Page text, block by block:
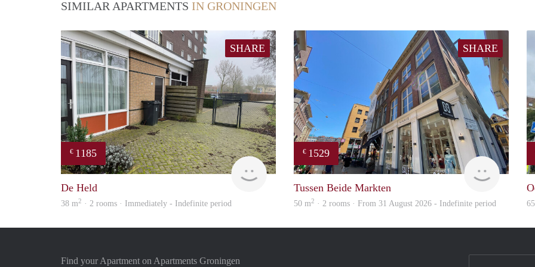
SIMILAR APARTMENTS IN GRONINGEN
SHARE
€ 1185
GrunoVerhuur
De Held
38 m2 · 2 rooms · Immediately - Indefinite period
SHARE
€ 1529
Tussen Beide Markten
50 m2 · 2 rooms · From 31 August 2026 - Indefinite period
Find your Apartment on Apartments Groningen